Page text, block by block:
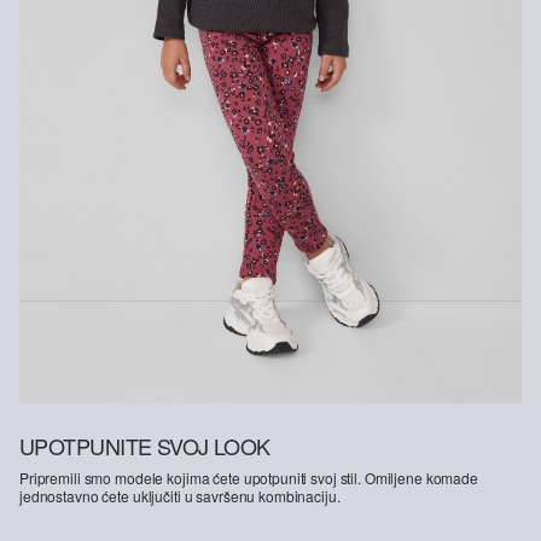
Reciklirana vlakna
Kako bismo dali doprinos načelu kružnog gospodarstva u
proizvodnji tekstila, u našim proizvodima sve češće primjenjujemo
materijale od recikliranih vlakana.
Sadrži reciklirani poliester: Ovaj proizvod sadrži reciklirani poliester
koji je proizveden od reciklirane plastike, kao što su PET boce ili
reciklirana vlakna dobivena od rabljene odjeće.
UPOTPUNITE SVOJ LOOK
Pripremili smo modele kojima ćete upotpuniti svoj stil. Omiljene komade
jednostavno ćete uključiti u savršenu kombinaciju.